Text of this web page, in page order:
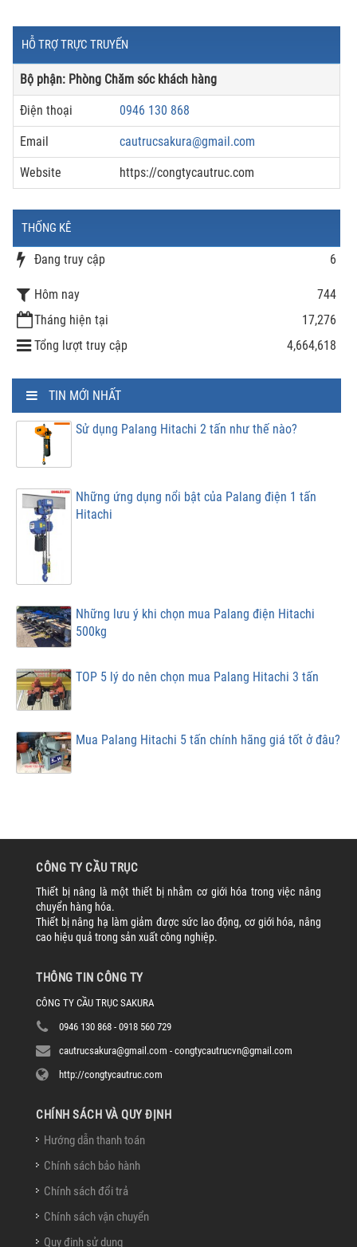
HỖ TRỢ TRỰC TRUYẾN
Bộ phận: Phòng Chăm sóc khách hàng
Điện thoại 0946 130 868
Email cautrucsakura@gmail.com
Website https://congtycautruc.com
THỐNG KÊ
Đang truy cập 6
Hôm nay
744
Tháng hiện tại
17,276
Tổng lượt truy cập
4,664,618
TIN MỚI NHẤT
Sử dụng Palang Hitachi 2 tấn như thế nào?
Những ứng dụng nổi bật của Palang điện 1 tấn
Hitachi
Những lưu ý khi chọn mua Palang điện Hitachi
500kg
TOP 5 lý do nên chọn mua Palang Hitachi 3 tấn
Mua Palang Hitachi 5 tấn chính hãng giá tốt ở đâu?
CÔNG TY CẦU TRỤC
Thiết bị nâng là một thiết bị nhằm cơ giới hóa trong việc nâng
chuyển hàng hóa.
Thiết bị nâng hạ làm giảm được sức lao động, cơ giới hóa, nâng
cao hiệu quả trong sản xuất công nghiệp.
THÔNG TIN CÔNG TY
CÔNG TY CẦU TRỤC SAKURA
0946 130 868 - 0918 560 729
cautrucsakura@gmail.com - congtycautrucvn@gmail.com
http://congtycautruc.com
CHÍNH SÁCH VÀ QUY ĐỊNH
Hướng dẫn thanh toán
Chính sách bảo hành
Chính sách đổi trả
Chính sách vận chuyển
Quy định sử dụng